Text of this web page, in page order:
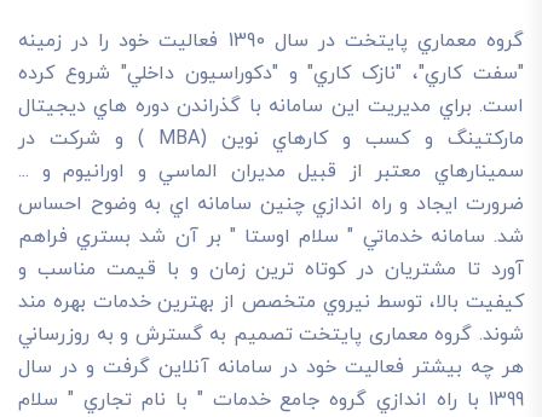
گروه معماري پايتخت در سال 1390 فعاليت خود را در زمينه
"سفت کاري"، "نازک کاري" و "دکوراسيون داخلي" شروع کرده
است. براي مديريت اين سامانه با گذراندن دوره هاي ديجيتال
مارکتينگ و کسب و کارهاي نوين (MBA ) و شرکت در
سمينارهاي معتبر از قبيل مديران الماسي و اورانيوم و ...
ضرورت ايجاد و راه اندازي چنين سامانه اي به وضوح احساس
شد. سامانه خدماتي " سلام اوستا " بر آن شد بستري فراهم
آورد تا مشتريان در کوتاه ترين زمان و با قيمت مناسب و
کيفيت بالا، توسط نيروي متخصص از بهترين خدمات بهره مند
شوند. گروه معماری پایتخت تصميم به گسترش و به روزرساني
هر چه بيشتر فعاليت خود در سامانه آنلاين گرفت و در سال
1399 با راه اندازي گروه جامع خدمات " با نام تجاري " سلام